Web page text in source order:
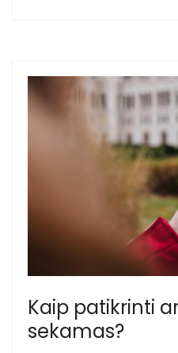
Kaip patikrinti
sekamas?